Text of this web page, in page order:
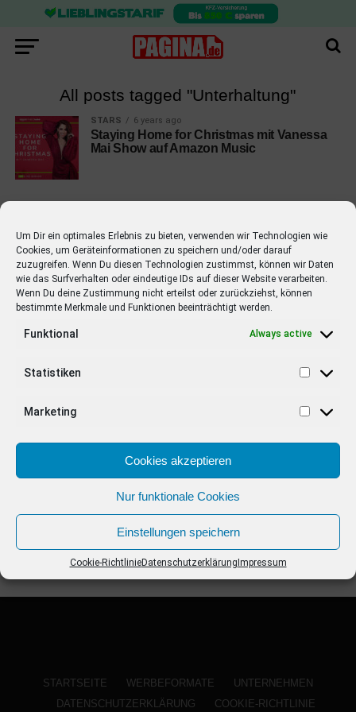
Um Dir ein optimales Erlebnis zu bieten, verwenden wir Technologien wie
Cookies, um Geräteinformationen zu speichern und/oder darauf
zuzugreifen. Wenn Du diesen Technologien zustimmst, können wir Daten
wie das Surfverhalten oder eindeutige IDs auf dieser Website verarbeiten.
Wenn Du deine Zustimmung nicht erteilst oder zurückziehst, können
bestimmte Merkmale und Funktionen beeinträchtigt werden.
Funktional Always active
Statistiken
Marketing
Cookies akzeptieren
Nur funktionale Cookies
Einstellungen speichern
Cookie-RichtlinieDatenschutzerklärung Impressum
All posts tagged "Unterhaltung"
STARS 6 years ago
Staying Home for Christmas mit Vanessa
Mai Show auf Amazon Music
EMPFOHLEN
STARS 4 years ago
Barbara Schöneberger Moderatorin
von “Verstehen Sie Spaß?”
STARTSEITE WERBEFORMATE
UNTERNEHMEN
DATENSCHUTZERKLÄRUNG
COOKIE-RICHTLINIE